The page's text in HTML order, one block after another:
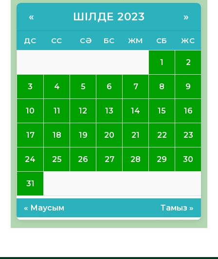
« ШІЛДЕ 2023 »
ДС СС СӘ БС ЖМ СБ ЖС
1 2
3 4 5 6 7 8 9
10 11 12 13 14 15 16
17 18 19 20 21 22 23
24 25 26 27 28 29 30
31
« Маусым Тамыз »